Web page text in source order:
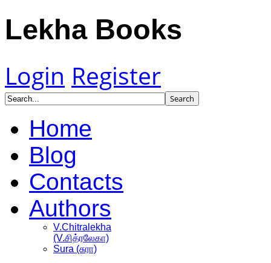
Lekha Books
Login Register
Home
Blog
Contacts
Authors
V.Chitralekha
(V.சித்ரலேகா)
Sura (சுரா)